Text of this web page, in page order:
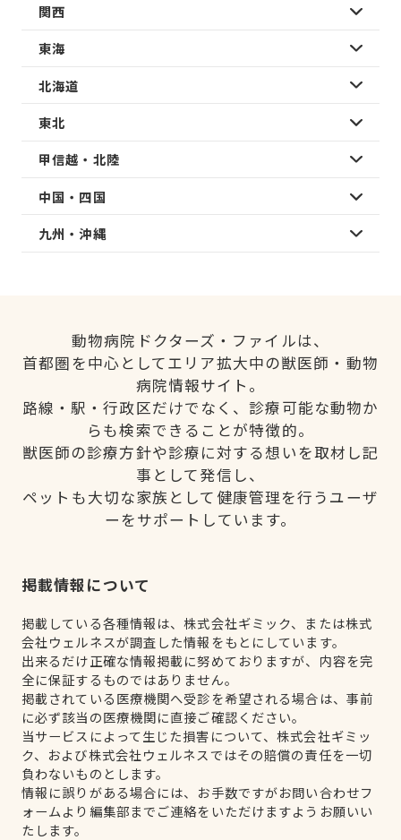
関西
東海
北海道
東北
甲信越・北陸
中国・四国
九州・沖縄
動物病院ドクターズ・ファイルは、
首都圏を中心としてエリア拡大中の獣医師・動物
病院情報サイト。
路線・駅・行政区だけでなく、診療可能な動物か
らも検索できることが特徴的。
獣医師の診療方針や診療に対する想いを取材し記
事として発信し、
ペットも大切な家族として健康管理を行うユーザ
ーをサポートしています。
掲載情報について
掲載している各種情報は、株式会社ギミック、または株式
会社ウェルネスが調査した情報をもとにしています。
出来るだけ正確な情報掲載に努めておりますが、内容を完
全に保証するものではありません。
掲載されている医療機関へ受診を希望される場合は、事前
に必ず該当の医療機関に直接ご確認ください。
当サービスによって生じた損害について、株式会社ギミッ
ク、および株式会社ウェルネスではその賠償の責任を一切
負わないものとします。
情報に誤りがある場合には、お手数ですがお問い合わせフ
ォームより編集部までご連絡をいただけますようお願いい
たします。